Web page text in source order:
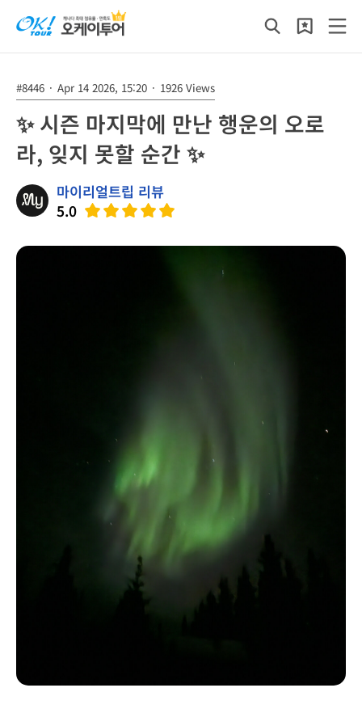
#8446 · Apr 14 2026, 15:20 · 1926 Views
✨ 시즌 마지막에 만난 행운의 오로
라, 잊지 못할 순간 ✨
마이리얼트립 리뷰
5.0